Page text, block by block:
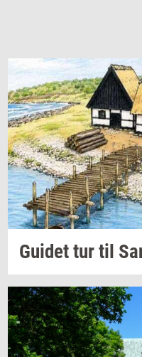
Gu­i­dettur til